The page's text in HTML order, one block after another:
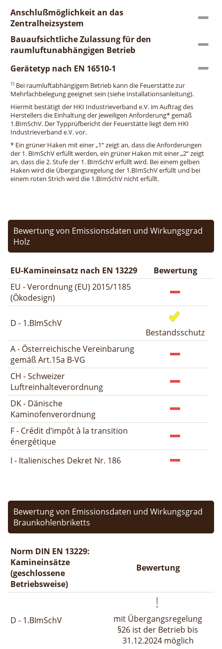
Anschlußmöglichkeit an das
Zentralheizsystem
Bauaufsichtliche Zulassung für den
raumluftunabhängigen Betrieb
Gerätetyp nach EN 16510-1
1) Bei raumluftabhängigem Betrieb kann die Feuerstätte zur
Mehrfachbelegung geeignet sein (siehe Installationsanleitung).
Hiermit bestätigt der HKI Industrieverband e.V. im Auftrag des
Herstellers die Einhaltung der jeweiligen Anforderung* gemäß
1.BImSchV. Der Typprüfbericht der Feuerstätte liegt dem HKI
Industrieverband e.V. vor.
* Ein grüner Haken mit einer „1“ zeigt an, dass die Anforderungen
der 1. BImSchV erfüllt werden, ein grüner Haken mit einer „2“ zeigt
an, dass die 2. Stufe der 1. BImSchV erfüllt wird. Bei einem gelben
Haken wird die Übergangsregelung der 1.BImSchV erfüllt und bei
einem roten Strich wird die 1.BImSchV nicht erfüllt.
Bewertung von Emissionsdaten und Wirkungsgrad
Holz
EU-Kamineinsatz nach EN 13229
Bewertung
EU - Verordnung (EU) 2015/1185
(Ökodesign)
D - 1.BImSchV
Bestandsschutz
A - Österreichische Vereinbarung
gemäß Art.15a B-VG
CH - Schweizer
Luftreinhalteverordnung
DK - Dänische
Kaminofenverordnung
F - Crédit d’impôt à la transition
énergétique
I - Italienisches Dekret Nr. 186
Bewertung von Emissionsdaten und Wirkungsgrad
Braunkohlenbriketts
Norm DIN EN 13229:
Kamineinsätze
(geschlossene
Betriebsweise)
Bewertung
D - 1.BImSchV
mit Übergangsregelung
§26 ist der Betrieb bis
31.12.2024 möglich